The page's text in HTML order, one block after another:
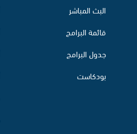
البث المباشر
قائمة البرامج
جدول البرامج
بودكاست